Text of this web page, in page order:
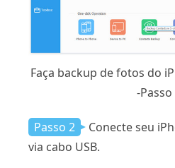
Faça backup de fotos do
-Passo
Passo 2
Conecte seu
via cabo USB.